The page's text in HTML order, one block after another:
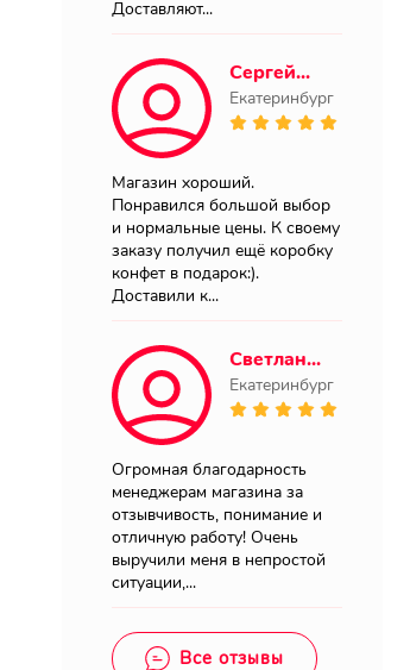
Доставляют...
Сергей...
Екатеринбург
Магазин хороший.
Понравился большой выбор
и нормальные цены. К своему
заказу получил ещё коробку
конфет в подарок:).
Доставили к...
Светлан...
Екатеринбург
Огромная благодарность
менеджерам магазина за
отзывчивость, понимание и
отличную работу! Очень
выручили меня в непростой
ситуации,...
Все отзывы